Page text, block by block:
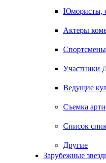
Юмористы,
Актеры
Участники
Ведущие
Съемка
Список
Другие
Зарубежные